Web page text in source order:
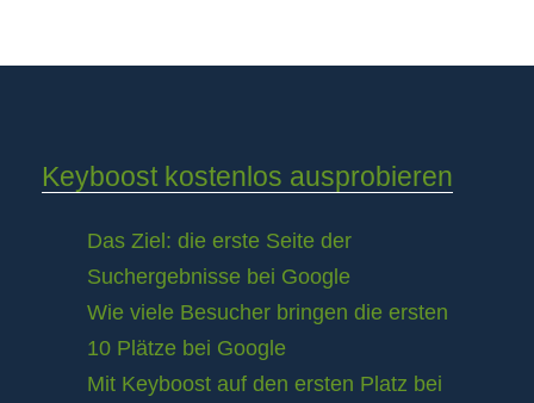
Keyboost kostenlos ausprobieren
Das Ziel: die erste Seite der
Suchergebnisse bei Google
Wie viele Besucher bringen die ersten
10 Plätze bei Google
Mit Keyboost auf den ersten Platz bei